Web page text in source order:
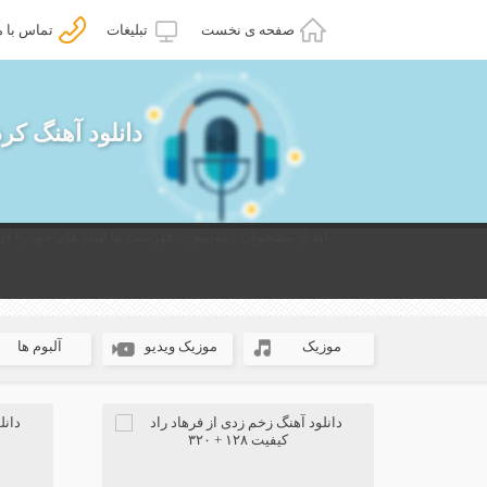
صفحه ی نخست تبلیغات تماس با
دانلود آهنگ
موزیک موزیک ویدیو آلبوم ها